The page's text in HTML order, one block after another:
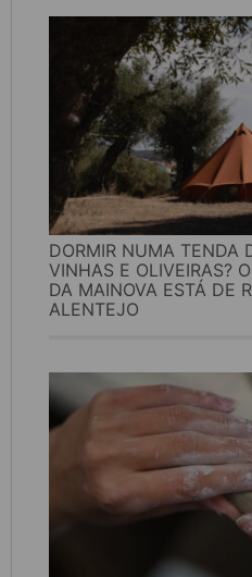
DORMIR NUMA TENDA
VINHAS E OLIVEIRAS?
DA MAINOVA ESTÁ DE
ALENTEJO